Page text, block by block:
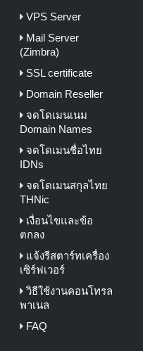
VPS Server
Mail Server
(Zimbra)
SSL certificate
Domain Reseller
จดโดเมนเนม
Domain Names
จดโดเมนชื่อไทย
IDNs
จดโดเมนสกุลไทย
THNic
เงื่อนไขและข้อ
ตกลง
แจ้งรีสตาร์ทเครื่อง
เซิร์ฟเวอร์
วิธีใช้งานคอนโทรล
พาเนล
FAQ